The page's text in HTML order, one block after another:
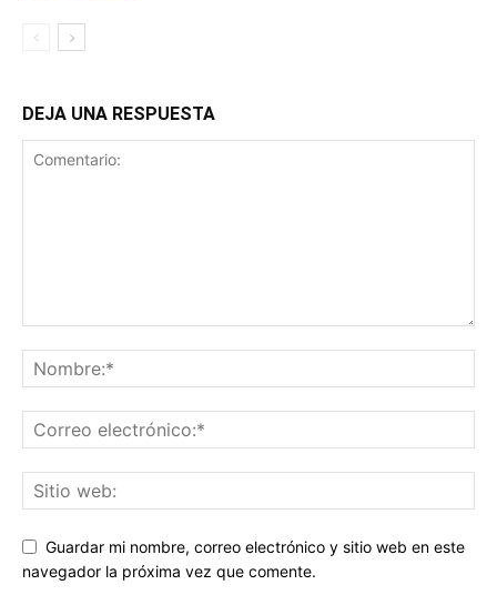
DEJA UNA RESPUESTA
Guardar mi nombre, correo electrónico y sitio web en este
navegador la próxima vez que comente.